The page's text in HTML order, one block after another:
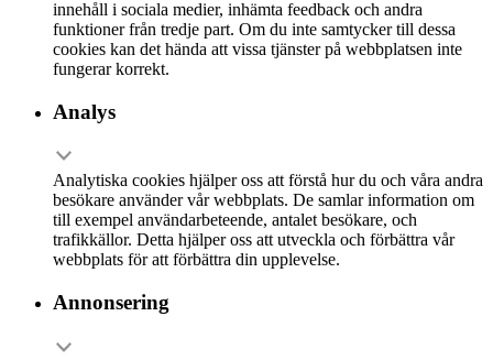
innehåll i sociala medier, inhämta feedback och andra
funktioner från tredje part. Om du inte samtycker till dessa
cookies kan det hända att vissa tjänster på webbplatsen inte
fungerar korrekt.
Analys
Analytiska cookies hjälper oss att förstå hur du och våra andra
besökare använder vår webbplats. De samlar information om
till exempel användarbeteende, antalet besökare, och
trafikkällor. Detta hjälper oss att utveckla och förbättra vår
webbplats för att förbättra din upplevelse.
Annonsering